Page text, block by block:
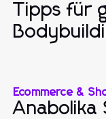
Tipps für
Ecommerce &
Anabolika